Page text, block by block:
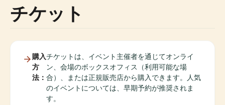
チケット
購入
方
法：
チケットは、イベント主催者を通じてオンライ
ン、会場のボックスオフィス（利用可能な場
合）、または正規販売店から購入できます。人気
のイベントについては、早期予約が推奨されま
す。